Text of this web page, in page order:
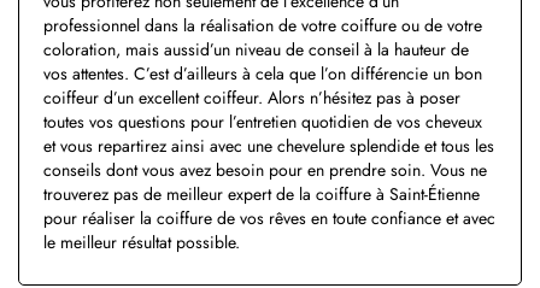
professionnel dans la réalisation de votre coiffure ou de votre
coloration, mais aussid’un niveau de conseil à la hauteur de
vos attentes. C’est d’ailleurs à cela que l’on différencie un bon
coiffeur d’un excellent coiffeur. Alors n’hésitez pas à poser
toutes vos questions pour l’entretien quotidien de vos cheveux
et vous repartirez ainsi avec une chevelure splendide et tous les
conseils dont vous avez besoin pour en prendre soin. Vous ne
trouverez pas de meilleur expert de la coiffure à Saint-Étienne
pour réaliser la coiffure de vos rêves en toute confiance et avec
le meilleur résultat possible.